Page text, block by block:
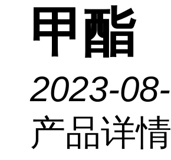
甲酯
2023-
产品详情